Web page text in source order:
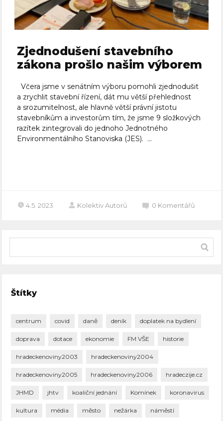
Zjednodušení stavebního
zákona prošlo našim výborem
Včera jsme v senátním výboru pomohli zjednodušit
a zrychlit stavební řízení, dát mu větší přehlednost
a srozumitelnost, ale hlavně větší právní jistotu
stavebníkům a investorům tím, že jsme 9 složkových
razítek zintegrovali do jednoho Jednotného
Environmentálního Stanoviska (JES). ...
4.5. 2023 Kolektiv Autorů 0 Komentářů
Štítky
centrum covid daně deník doplatek na bydlení
doprava dotace ekonomie FM VŠE historie
hradeckenoviny2003 hradeckenoviny2004
hradeckenoviny2005 hradeckenoviny2006 hradeczije.cz
JHMD jhtv koaliční jednání Komínek koronavirus
kultura média město nežárka náměstí